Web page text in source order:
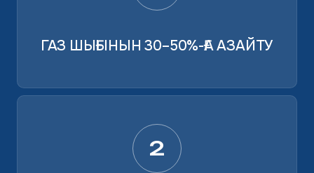
ГАЗ ШЫҒЫНЫН 30–50%-ҒА АЗАЙТУ
2